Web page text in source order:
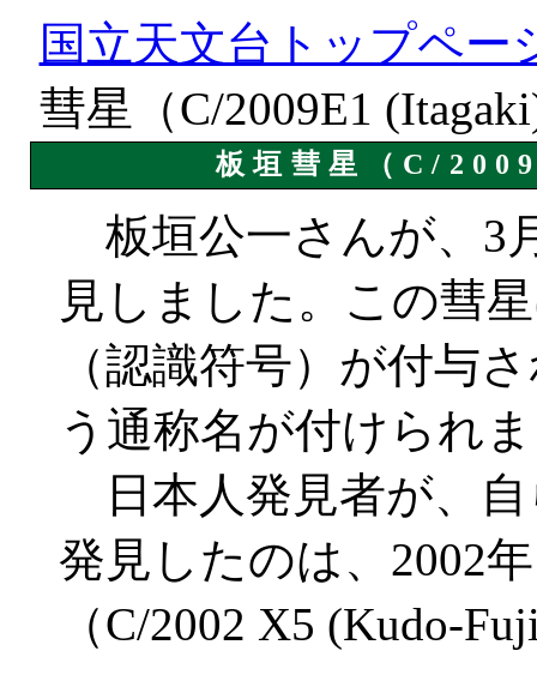
国立天文台トップペー
彗星（C/2009E1
板垣彗星（C/
板垣公一さんが、3
見しました。この彗
（認識符号）が付与
う通称名が付けられ
日本人発見者が、
発見したのは、2002
（C/2002 X5 (Kudo-